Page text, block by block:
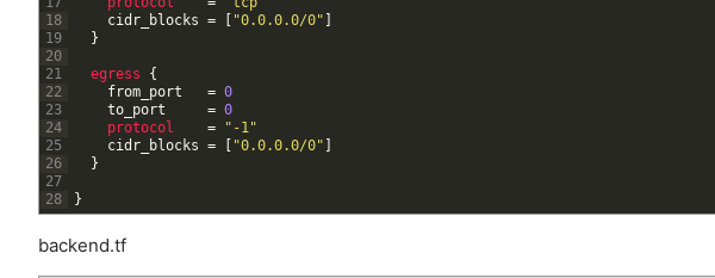
18
19
20
21
22
23
24
25
26
27
28
cidr_blocks = "0.0.0.0/0"
}
egress
{
from_port
= 0
to_port
= 0
protocol
=
"-1"
cidr_blocks = "0.0.0.0/0"
}
}
backend.tf